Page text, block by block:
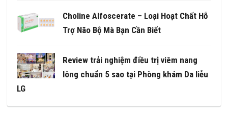
Choline Alfoscerate – Loại Hoạt Chất Hỗ
Trợ Não Bộ Mà Bạn Cần Biết
Review trải nghiệm điều trị viêm nang
lông chuẩn 5 sao tại Phòng khám Da liễu
LG